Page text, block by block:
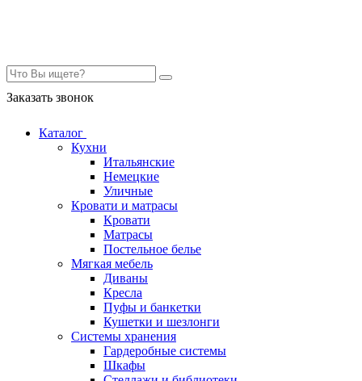
Заказать звонок
Каталог
Кухни
Итальянские
Немецкие
Уличные
Кровати и матрасы
Кровати
Матрасы
Постельное белье
Мягкая мебель
Диваны
Кресла
Пуфы и банкетки
Кушетки и шезлонги
Системы хранения
Гардеробные системы
Шкафы